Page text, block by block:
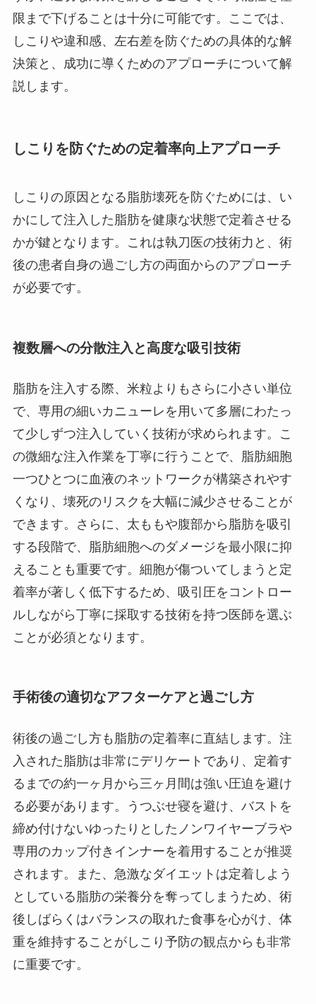
限まで下げることは十分に可能です。ここでは、
しこりや違和感、左右差を防ぐための具体的な解
決策と、成功に導くためのアプローチについて解
説します。
しこりを防ぐための定着率向上アプローチ
しこりの原因となる脂肪壊死を防ぐためには、い
かにして注入した脂肪を健康な状態で定着させる
かが鍵となります。これは執刀医の技術力と、術
後の患者自身の過ごし方の両面からのアプローチ
が必要です。
複数層への分散注入と高度な吸引技術
脂肪を注入する際、米粒よりもさらに小さい単位
で、専用の細いカニューレを用いて多層にわたっ
て少しずつ注入していく技術が求められます。こ
の微細な注入作業を丁寧に行うことで、脂肪細胞
一つひとつに血液のネットワークが構築されやす
くなり、壊死のリスクを大幅に減少させることが
できます。さらに、太ももや腹部から脂肪を吸引
する段階で、脂肪細胞へのダメージを最小限に抑
えることも重要です。細胞が傷ついてしまうと定
着率が著しく低下するため、吸引圧をコントロー
ルしながら丁寧に採取する技術を持つ医師を選ぶ
ことが必須となります。
手術後の適切なアフターケアと過ごし方
術後の過ごし方も脂肪の定着率に直結します。注
入された脂肪は非常にデリケートであり、定着す
るまでの約一ヶ月から三ヶ月間は強い圧迫を避け
る必要があります。うつぶせ寝を避け、バストを
締め付けないゆったりとしたノンワイヤーブラや
専用のカップ付きインナーを着用することが推奨
されます。また、急激なダイエットは定着しよう
としている脂肪の栄養分を奪ってしまうため、術
後しばらくはバランスの取れた食事を心がけ、体
重を維持することがしこり予防の観点からも非常
に重要です。